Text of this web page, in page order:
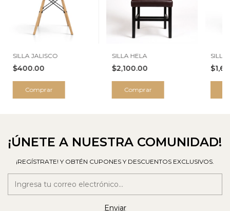
SILLA JALISCO
$400.00
Comprar
SILLA HELA
$2,100.00
Comprar
SILLA
¡ÚNETE A NUESTRA COMUNIDAD!
¡REGÍSTRATE! Y OBTÉN CUPONES Y DESCUENTOS EXCLUSIVOS.